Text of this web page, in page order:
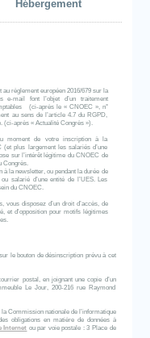
Hébergement
règlement européen 2016/679 sur la
e-mail font l’objet d’un traitement
(ci-après le « CNOEC », n°
au sens de l’article 4.7 du RGPD,
(ci-après « Actualité Congrès »).
moment de votre inscription à la
plus largement les salariés d’une
sur l’intérêt légitime du CNOEC de
Congrès.
à la newsletter, ou pendant la durée de
salarié d’une entité de l’UES. Les
du CNOEC.
vous disposez d’un droit d’accès, de
et d'opposition pour motifs légitimes
le bouton de désinscription prévu à cet
postal, en joignant une copie d’un
Le Jour, 200-216 rue Raymond
Commission nationale de l’informatique
obligations en matière de données à
Internet ou par voie postale : 3 Place de